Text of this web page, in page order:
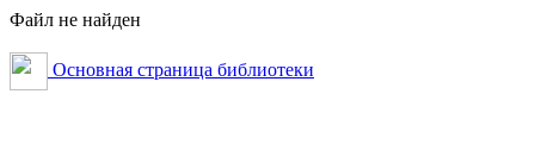
Файл не найден
Основная страница библиотеки